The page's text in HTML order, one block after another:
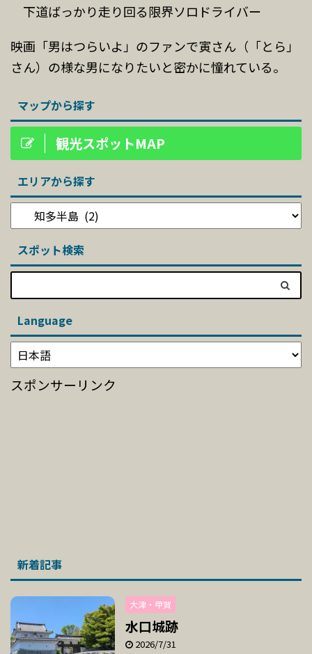
下道ばっかり走り回る限界ソロドライバー
映画「男はつらいよ」のファンで寅さん（「とら」
さん）の様な男になりたいと密かに憧れている。
マップから探す
観光スポットMAP
エリアから探す
スポット検索
Language
スポンサーリンク
新着記事
大津・甲賀
水口城跡
2026/7/31